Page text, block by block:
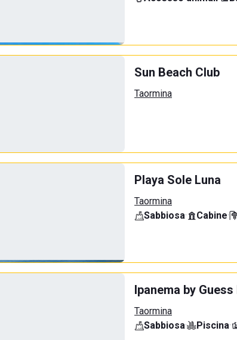
Sun Beach Club
Taormina
Playa Sole Luna
Taormina
Sabbiosa· Cabine·
Ipanema by
Taormina
Sabbiosa· Piscina·